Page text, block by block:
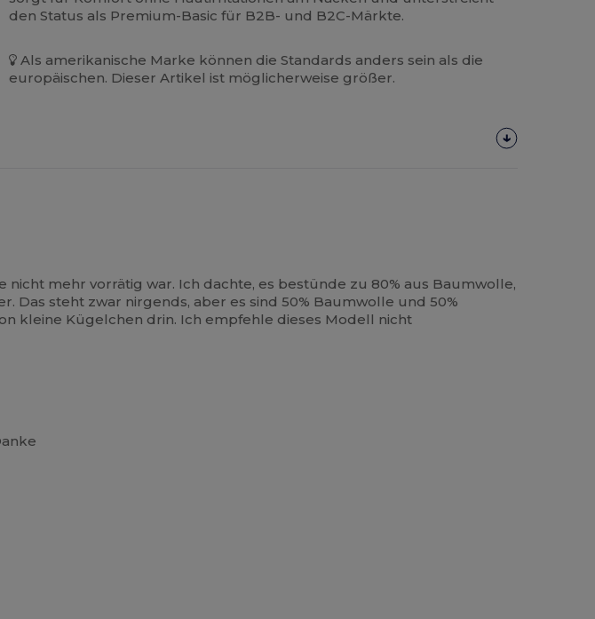
den Status als Premium-Basic für B2B- und B2C-Märkte.
Als amerikanische Marke können die Standards anders sein als die
europäischen. Dieser Artikel ist möglicherweise größer.
mehr vorrätig war. Ich dachte, es bestünde zu 80% aus Baumwolle,
Das steht zwar nirgends, aber es sind 50% Baumwolle und 50%
kleine Kügelchen drin. Ich empfehle dieses Modell nicht